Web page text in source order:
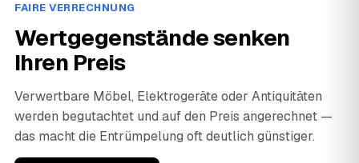
FAIRE VERRECHNUNG
Wertgegenstände senken
Ihren Preis
Verwertbare Möbel, Elektrogeräte oder Antiquitäten
werden begutachtet und auf den Preis angerechnet —
das macht die Entrümpelung oft deutlich günstiger.